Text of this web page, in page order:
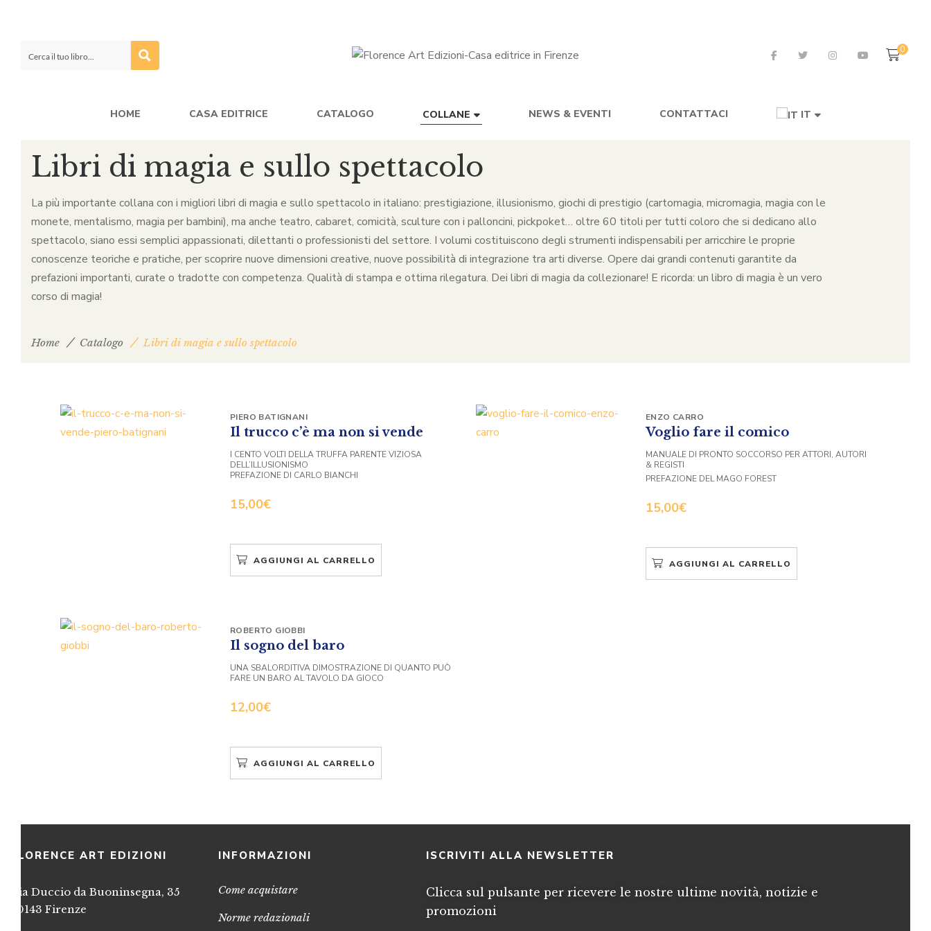
0
HOME CASA EDITRICE CATALOGO COLLANE NEWS & EVENTI CONTATTACI IT
Libri di magia e sullo spettacolo
La più importante collana con i migliori libri di magia e sullo spettacolo in italiano: prestigiazione, illusionismo, giochi di prestigio (cartomagia, micromagia, magia con le
monete, mentalismo, magia per bambini), ma anche teatro, cabaret, comicità, sculture con i palloncini, pickpoket… oltre 60 titoli per tutti coloro che si dedicano allo
spettacolo, siano essi semplici appassionati, dilettanti o professionisti del settore. I volumi costituiscono degli strumenti indispensabili per arricchire le proprie
conoscenze teoriche e pratiche, per scoprire nuove dimensioni creative, nuove possibilità di integrazione tra arti diverse. Opere dai grandi contenuti garantite da
prefazioni importanti, curate o tradotte con competenza. Qualità di stampa e ottima rilegatura. Dei libri di magia da collezionare! E ricorda: un libro di magia è un vero
corso di magia!
Home Catalogo Libri di magia e sullo spettacolo
Il trucco c’è ma non si vende
15,00€
PIERO BATIGNANI
I CENTO VOLTI DELLA TRUFFA PARENTE VIZIOSA
DELL’ILLUSIONISMO
PREFAZIONE DI CARLO BIANCHI
AGGIUNGI AL CARRELLO
Voglio fare il comico
15,00€
ENZO CARRO
MANUALE DI PRONTO SOCCORSO PER ATTORI, AUTORI
& REGISTI
PREFAZIONE DEL MAGO FOREST
AGGIUNGI AL CARRELLO
Il sogno del baro
12,00€
ROBERTO GIOBBI
UNA SBALORDITIVA DIMOSTRAZIONE DI QUANTO PUÒ
FARE UN BARO AL TAVOLO DA GIOCO
AGGIUNGI AL CARRELLO
FLORENCE ART EDIZIONI
Via Duccio da Buoninsegna, 35
50143 Firenze
INFORMAZIONI
Come acquistare
Norme redazionali
ISCRIVITI ALLA NEWSLETTER
Clicca sul pulsante per ricevere le nostre ultime novità, notizie e
promozioni